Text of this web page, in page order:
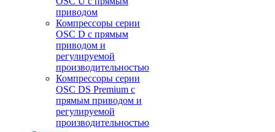
приводом
Компрессоры серии
OSC D с прямым
приводом и
регулируемой
производительностью
Компрессоры серии
OSC DS Premium с
прямым приводом и
регулируемой
производительностью